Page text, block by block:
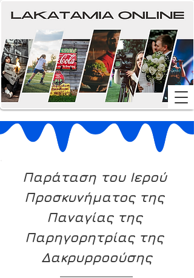
Παράταση του Ιερού
Προσκυνήματος της
Παναγίας της
Παρηγορητρίας της
Δακρυρροούσης